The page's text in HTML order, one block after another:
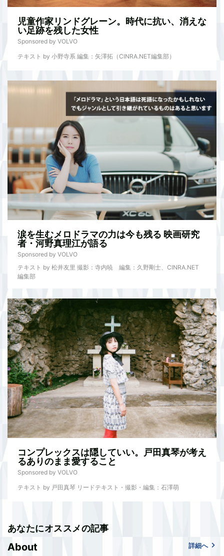
児童作家リンドグレーン。時代に抗い、消えな
い足跡を残した女性
Sponsored by VOLVO
テキスト by 小野寺系 編集：矢澤拓（CINRA.NET編集部）
涙を生むメロドラマの力は今も残る 映画研究
者・河野真理江が語る
Sponsored by VOLVO
テキスト by 松井友里 撮影：寺内暁 編集：久野剛士、CINRA.NET
編集部
コンプレックスは隠していい。戸田真琴が考え
るありのまま愛すること
Sponsored by VOLVO
テキスト by 戸田真琴 リードテキスト・撮影・編集：石澤萌
あなたにオススメの記事
About 詳細へ